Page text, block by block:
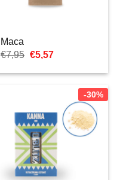
Maca
€7,95 Ursprünglicher
war:
€5,57Aktueller
ist:
-30%